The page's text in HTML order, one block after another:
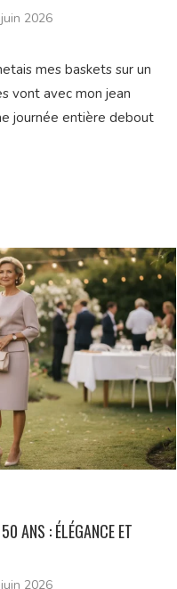
2026
mes baskets sur un
vont avec mon jean
journée entière debout
ANS : ÉLÉGANCE ET
2026